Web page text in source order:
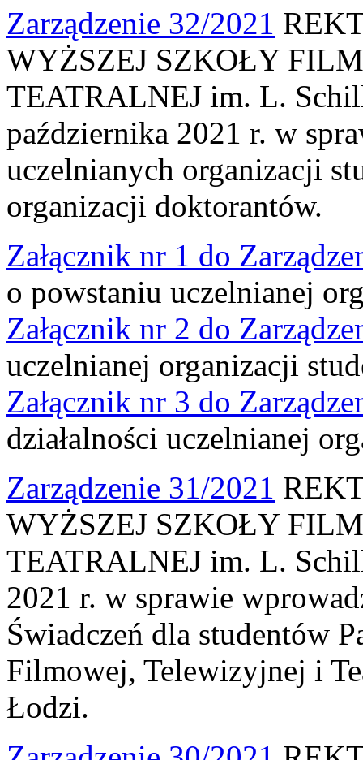
Zarządzenie 32/2021
WYŻSZEJ SZKOŁY
TEATRALNEJ im. L.
października 2021 r. w
uczelnianych organizacji
organizacji doktorantów.
Załącznik nr 1 do
o powstaniu uczelnianej
Załącznik nr 2 do
uczelnianej organizacji
Załącznik nr 3 do
działalności uczelnianej
Zarządzenie 31/2021
WYŻSZEJ SZKOŁY
TEATRALNEJ im. L.
2021 r. w sprawie
Świadczeń dla studentów
Filmowej, Telewizyjnej i
Łodzi.